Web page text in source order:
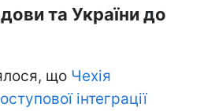
та України до
що Чехія
інтеграції